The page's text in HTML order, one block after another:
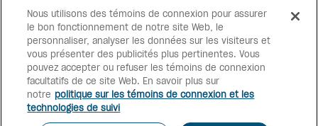
Ce complexe Cinq Diamants
AAA, situé sur la plage de
Maroma aux eaux cristallines et
bercée par une brise tropicale,
propose une grande piscine à
débordement, 12 piscines pour
suites swim-out, un club de
plage exclusif Preferred Beach
Nous utilisons des témoins de connexion pour assurer
le bon fonctionnement de notre site Web, le
personnaliser, analyser les données sur les visiteurs et
vous présenter des publicités plus pertinentes. Vous
pouvez accepter ou refuser les témoins de connexion
facultatifs de ce site Web. En savoir plus sur
notre politique sur les témoins de connexion et les
technologies de suivi